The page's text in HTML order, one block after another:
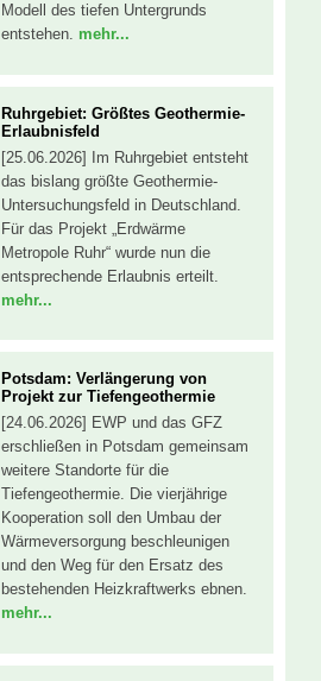
Modell des tiefen Untergrunds
entstehen. mehr...
Ruhrgebiet: Größtes Geothermie-
Erlaubnisfeld
[25.06.2026] Im Ruhrgebiet entsteht
das bislang größte Geothermie-
Untersuchungsfeld in Deutschland.
Für das Projekt „Erdwärme
Metropole Ruhr“ wurde nun die
entsprechende Erlaubnis erteilt.
mehr...
Potsdam: Verlängerung von
Projekt zur Tiefengeothermie
[24.06.2026] EWP und das GFZ
erschließen in Potsdam gemeinsam
weitere Standorte für die
Tiefengeothermie. Die vierjährige
Kooperation soll den Umbau der
Wärmeversorgung beschleunigen
und den Weg für den Ersatz des
bestehenden Heizkraftwerks ebnen.
mehr...